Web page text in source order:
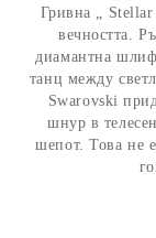
Гривна „ Stellar
вечността.
диамантна
танц между
Swarovski
шнур в
шепот. Това не